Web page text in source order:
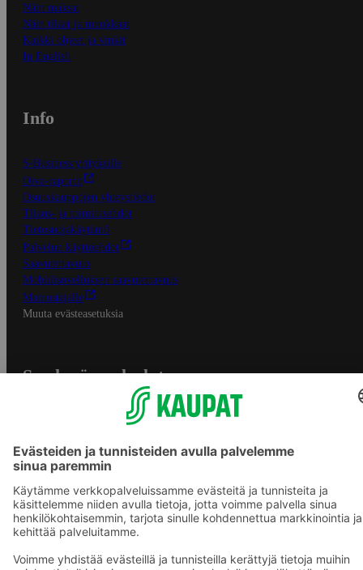
Näin maksat
Näin tilaat ja muokkaat
Kaikki ohjeet ja vinkit
In English
Info
S-Business yrityksille
Oiva-raportit
Osuuskauppojen yhteystiedot
Tilaus- ja toimitusehdot
Tietosuojakäytäntö
Palvelun käyttöehdot
Saavutettavuus
Mobiilisovelluksen saavutettavuus
Mainostajalle
Muuta evästeasetuksia
S-ryhmän palvelut
Yhteishyvä Ruoka -sovellus
S-ostoslista -sovellus
Prisma.fi
Sokos.fi
S-Pankki
Sokos Hotels